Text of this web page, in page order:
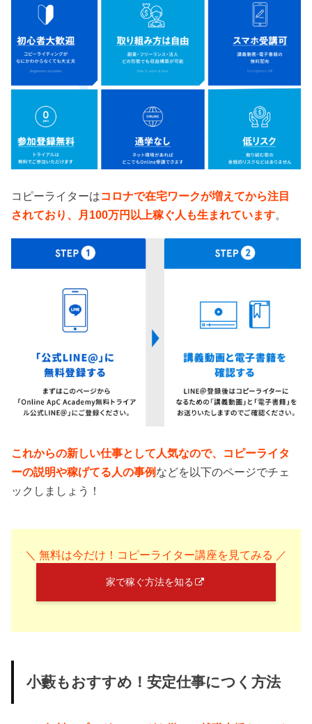
コピーライターはコロナで在宅ワークが増えてから注目
されており、月100万円以上稼ぐ人も生まれています。
これからの新しい仕事として人気なので、コピーライタ
ーの説明や稼げてる人の事例 などを以下のページでチェ
ックしましょう！
＼ 無料は今だけ！コピーライター講座を見てみる ／
家で稼ぐ方法を知る
小藪もおすすめ！安定仕事につく方法